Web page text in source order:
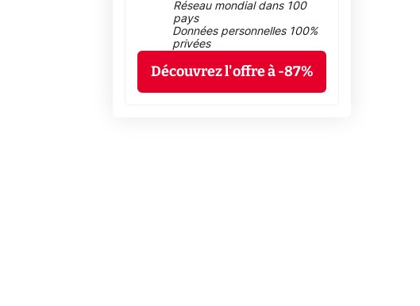
Réseau mondial dans 100
pays
Données personnelles 100%
privées
Découvrez l'offre à -87%